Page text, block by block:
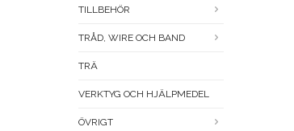
TILLBEHÖR
TRÅD, WIRE OCH BAND
TRÄ
VERKTYG OCH HJÄLPMEDEL
ÖVRIGT